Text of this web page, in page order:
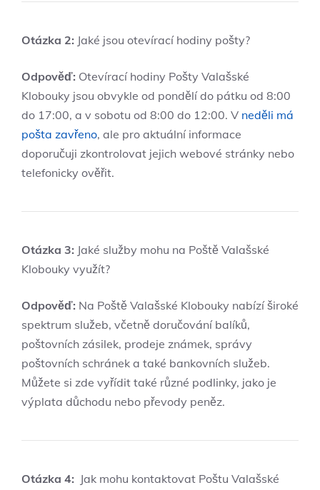
Otázka 2: Jaké jsou​ otevírací hodiny pošty?
Odpověď: Otevírací hodiny Pošty Valašské
Klobouky ‌jsou obvykle od pondělí do​ pátku od 8:00 ​
do 17:00, a v sobotu ​od 8:00⁣ do 12:00. V neděli má
pošta zavřeno, ale pro aktuální informace
‍doporučuji zkontrolovat jejich webové ​stránky nebo
telefonicky‍ ověřit.
Otázka ⁤3: Jaké služby mohu na⁢ Poště Valašské
Klobouky využít?
Odpověď: Na Poště Valašské Klobouky nabízí široké‌
spektrum​ služeb, včetně doručování‌ balíků,
poštovních zásilek, prodeje známek, správy
poštovních schránek a⁢ také⁢ bankovních ‌služeb.
Můžete si ​zde​ vyřídit také různé podlinky, jako je
výplata důchodu ⁢nebo převody ⁤peněz.
Otázka 4: ⁢ Jak mohu kontaktovat⁣ Poštu ‍Valašské